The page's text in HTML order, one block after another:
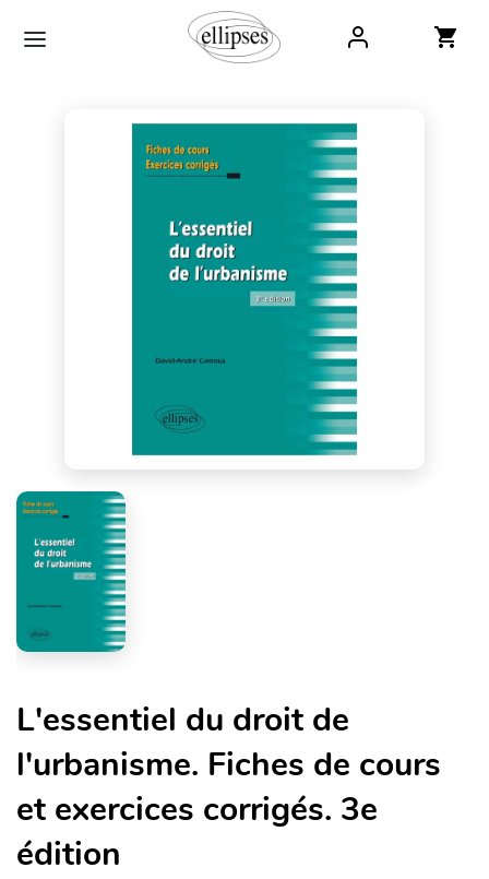
L'essentiel du droit de
l'urbanisme. Fiches de cours
et exercices corrigés. 3e
édition